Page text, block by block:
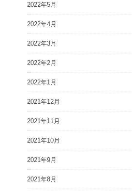
2022年5月
2022年4月
2022年3月
2022年2月
2022年1月
2021年12月
2021年11月
2021年10月
2021年9月
2021年8月